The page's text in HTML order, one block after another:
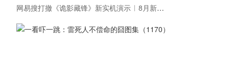
网易搜打撤《诡影藏锋》新实机演示 8月新游前瞻：《诡秘之主》领衔